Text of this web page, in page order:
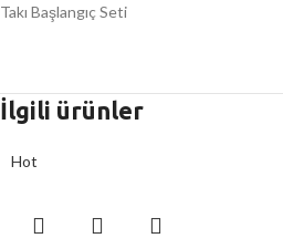
Takı Başlangıç Seti
İlgili ürünler
Hot